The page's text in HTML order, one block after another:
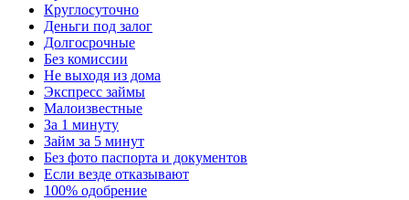
Круглосуточно
Деньги под залог
Долгосрочные
Без комиссии
Не выходя из дома
Экспресс займы
Малоизвестные
За 1 минуту
Займ за 5 минут
Без фото паспорта и документов
Если везде отказывают
100% одобрение